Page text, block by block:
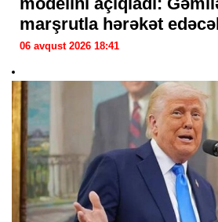
marşrutla hərəkət
06 avqust 2026 18:41